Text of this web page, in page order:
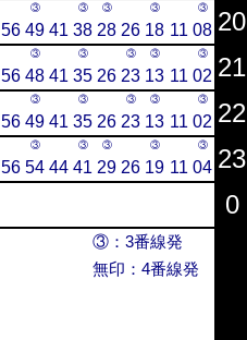
③ ③ ③ ③ ③ 20
56 49 41 38 28 26 18 11 08
③ ③ ③ ③ ③ 21
56 48 41 35 26 23 13 11 02
③ ③ ③ ③ ③ 22
56 49 41 35 26 23 13 11 02
③ ③ ③ ③ ③ 23
56 54 44 41 29 26 19 11 04
0
③：3番線発
無印：4番線発